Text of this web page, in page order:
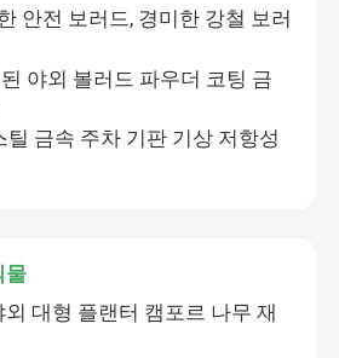
물
안전 보러드, 경미한 강철 보러
야외 볼러드 파우더 코팅 금
틸 금속 주차 기판 기상 저항성
물
외 대형 플랜터 캠포르 나무 재